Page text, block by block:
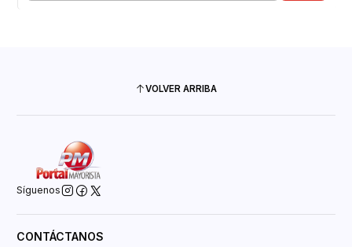
VOLVER ARRIBA
Síguenos
CONTÁCTANOS